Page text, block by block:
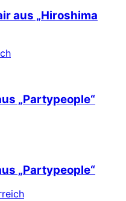
aus „Hiroshima
„Partypeople“
„Partypeople“